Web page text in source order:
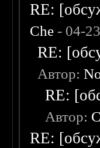
RE:
Che - 04-
RE:
Автор:
RE:
Автор:
RE: